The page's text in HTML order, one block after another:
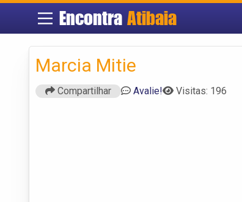
EncontraAtibaia
Marcia Mitie
Compartilhar Avalie! Visitas: 196